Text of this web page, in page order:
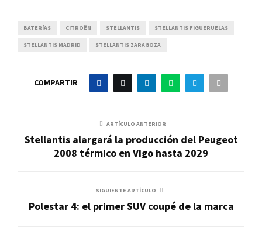
BATERÍAS CITROËN STELLANTIS STELLANTIS FIGUERUELAS
STELLANTIS MADRID STELLANTIS ZARAGOZA
COMPARTIR
ARTÍCULO ANTERIOR
Stellantis alargará la producción del Peugeot
2008 térmico en Vigo hasta 2029
SIGUIENTE ARTÍCULO
Polestar 4: el primer SUV coupé de la marca